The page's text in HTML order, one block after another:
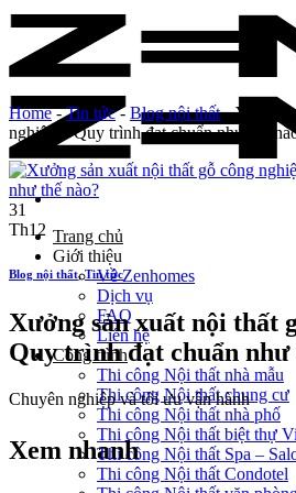
Skip
content
Trang chủ
Giới thiệu
Về Zenhomes
Dịch vụ
FAQ
Liên hệ
Công trình
Thi công Nội thất nhà mẫu
Thi công Nội thất chung cư
Thi công Nội thất nhà phố
Thi công Nội thất biệt thự
Thi công Nội thất Spa –
Thi công Nội thất Condotel
Home-Tin tức-Blog nội thất-Xưởng
nghiệp – Quy trình đạt chuẩn như thế
31
Th12
Blog nội thất,Tin tức
Xưởng sản xuất nội thất
Quy trình đạt chuẩn như
Chuyên nghiệp và tối ưu vận hành
Xem nhanh